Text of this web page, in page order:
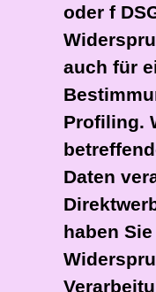
oder f
auch für
Profiling.
Daten
haben